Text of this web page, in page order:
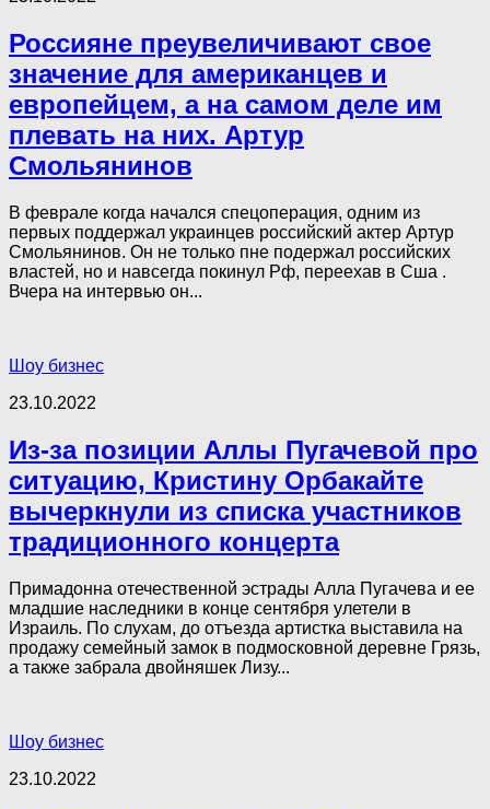
Россияне преувеличивают свое
значение для американцев и
европейцем, а на самом деле им
плевать на них. Артур
Смольянинов
В феврале когда начался спецоперация, одним из
первых поддержал украинцев российский актер Артур
Смольянинов. Он не только пне подержал российских
властей, но и навсегда покинул Рф, переехав в Сша .
Вчера на интервью он...
Шоу бизнес
23.10.2022
Из-за позиции Аллы Пугачевой про
ситуацию, Кристину Орбакайте
вычеркнули из списка участников
традиционного концерта
Примадонна отечественной эстрады Алла Пугачева и ее
младшие наследники в конце сентября улетели в
Израиль. По слухам, до отъезда артистка выставила на
продажу семейный замок в подмосковной деревне Грязь,
а также забрала двойняшек Лизу...
Шоу бизнес
23.10.2022